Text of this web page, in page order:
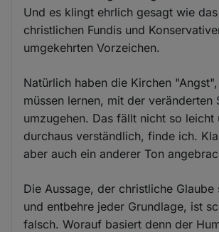
Und es klingt ehrlich gesagt wie
christlichen Fundis und
umgekehrten Vorzeichen.
Natürlich haben die Kirchen
müssen lernen, mit der veränderten
umzugehen. Das fällt nicht so leicht
durchaus verständlich, finde ich.
aber auch ein anderer Ton
Die Aussage, der christliche Glaube
und entbehre jeder Grundlage, ist
falsch. Worauf basiert denn der